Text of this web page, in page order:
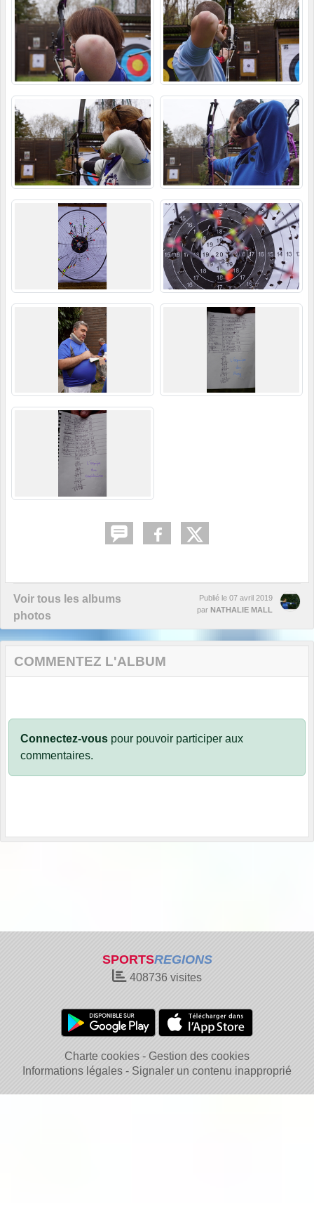
Voir tous les albums
photos
Publié le 07 avril 2019
par NATHALIE MALL
COMMENTEZ L'ALBUM
Connectez-vous pour pouvoir participer aux
commentaires.
SPORTSREGIONS
408736 visites
Charte cookies
Gestion des cookies
Informations légales
Signaler un contenu inapproprié